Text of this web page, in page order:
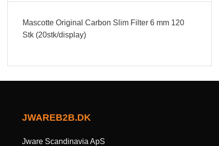
Mascotte Original Carbon Slim Filter 6 mm 120
Stk (20stk/display)
JWAREB2B.DK
Jware Scandinavia ApS